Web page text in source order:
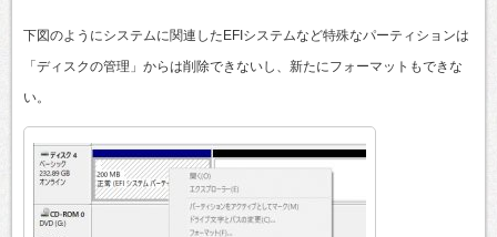
下図のようにシステムに関連したEFIシステムなど特殊なパーティションは
「ディスクの管理」からは削除できないし、新たにフォーマットもできな
い。